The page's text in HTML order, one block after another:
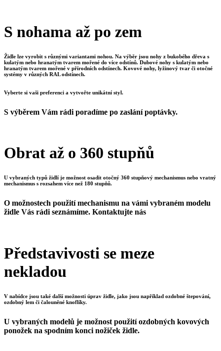
S nohama až po zem
Židle lze vyrobit s různými variantami nohou. Na výběr jsou nohy z bukobého dřeva s
kulatým nebo hranatým tvarem mořené do více odstínů. Dubové nohy s kulatým nebo
hranatým tvarem mořené v přírodních odstínech. Kovové nohy, lyžinový tvar či otočné
systémy v různých RAL odstínech.
Vyberte si vaši preferenci a vytvořte unikátní styl.
S výběrem Vám rádi poradíme po zaslání poptávky.
Obrat až o 360 stupňů
U vybraných typů židlí je možnost osadit otočný 360 stupňový mechanismus nebo vratný
mechanismus s rozsahem více než 180 stupňů.
O možnostech použití mechanismu na vámi vybraném modelu
židle Vás rádi seznámíme. Kontaktujte nás
Představivosti se meze
nekladou
V nabídce jsou také další možnosti úprav židle, jako jsou například ozdobné štepování,
ozdobný lem či čalouněné knoflíky.
U vybraných modelů je možnost použití ozdobných kovových
ponožek na spodním konci nožiček židle.